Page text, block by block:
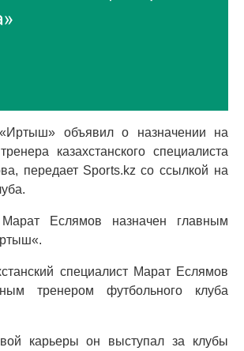
объявил о назначении на
казахстанского специалиста
передает Sports.kz со ссылкой на
Еслямов назначен главным
специалист Марат Еслямов
тренером футбольного клуба
карьеры он выступал за клубы